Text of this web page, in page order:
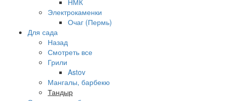
Электрокаменки
Очаг (Пермь)
Для сада
Назад
Смотреть все
Грили
Astov
Мангалы, барбекю
Тандыр